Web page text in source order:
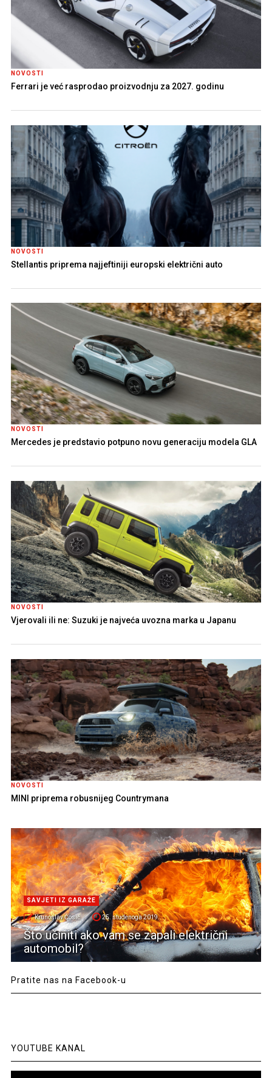
NOVOSTI
Ferrari je već rasprodao proizvodnju za 2027. godinu
NOVOSTI
Stellantis priprema najjeftiniji europski električni auto
NOVOSTI
Mercedes je predstavio potpuno novu generaciju modela GLA
NOVOSTI
Vjerovali ili ne: Suzuki je najveća uvozna marka u Japanu
NOVOSTI
MINI priprema robusnijeg Countrymana
SAVJETI IZ GARAŽE
Krunoslav Ćosić 25. studenoga 2019.
Što učiniti ako vam se zapali električni
automobil?
Pratite nas na Facebook-u
YOUTUBE KANAL